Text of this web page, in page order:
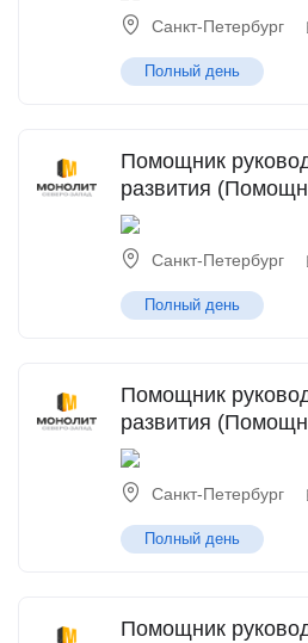
Санкт-Петербург
Полный день
Помощник
развития
Санкт-Петербург
Полный день
Помощник
развития
Санкт-Петербург
Полный день
Помощник